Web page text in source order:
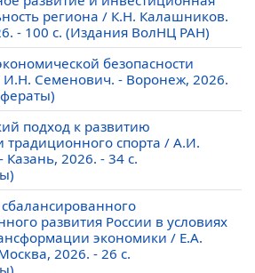
региона / К.Н. Калашников.
- 100 c. (Издания ВолНЦ РАН)
безопасности
И.Н. Семенович. - Воронеж, 2026.
подход к развитию
традиционного спорта / А.И.
2026. - 34 c.
развития России в условиях
экономики / Е.А.
2026. - 26 c.